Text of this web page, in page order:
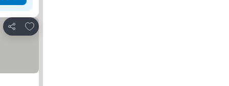
シェア
お気に入りに追加